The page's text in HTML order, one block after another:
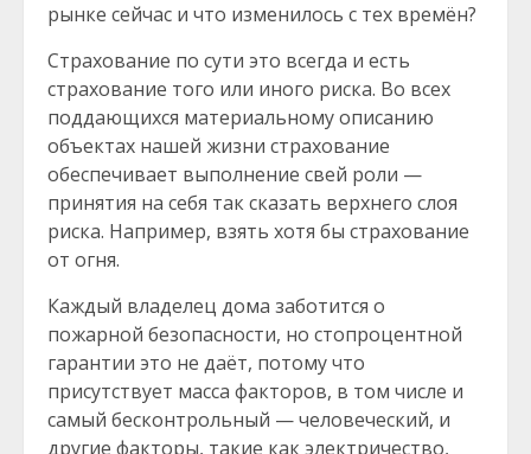
рынке сейчас и что изменилось с тех времён?
Страхование по сути это всегда и есть
страхование того или иного риска. Во всех
поддающихся материальному описанию
объектах нашей жизни страхование
обеспечивает выполнение свей роли —
принятия на себя так сказать верхнего слоя
риска. Например, взять хотя бы страхование
от огня.
Каждый владелец дома заботится о
пожарной безопасности, но стопроцентной
гарантии это не даёт, потому что
присутствует масса факторов, в том числе и
самый бесконтрольный — человеческий, и
другие факторы, такие как электричество,